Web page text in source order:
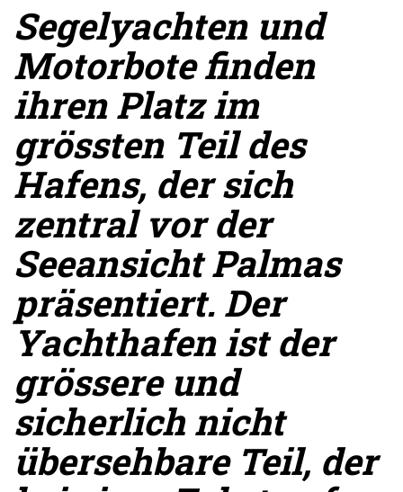
Segelyachten und
Motorbote finden
ihren Platz im
grössten Teil des
Hafens, der sich
zentral vor der
Seeansicht Palmas
präsentiert. Der
Yachthafen ist der
grössere und
sicherlich nicht
übersehbare Teil, der